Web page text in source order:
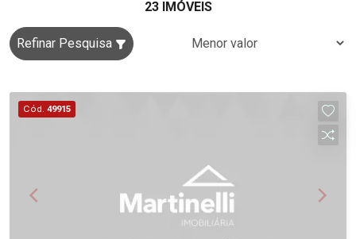
23 IMÓVEIS
Refinar Pesquisa
Cód. 49915